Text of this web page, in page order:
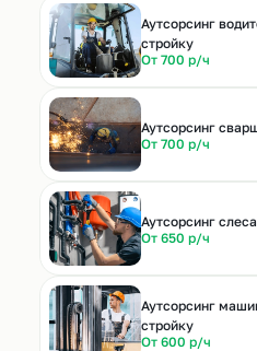
Аутсорсинг
стройку
От 700 р/ч
Аутсорсинг
От 700 р/ч
Аутсорсинг
От 650 р/ч
Аутсорсинг
стройку
От 600 р/ч